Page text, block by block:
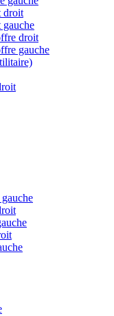
droit
gauche
droit
gauche